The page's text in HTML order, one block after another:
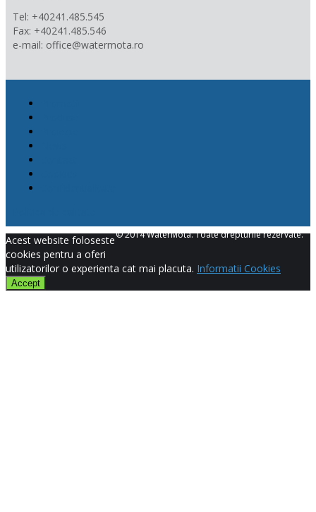
Tel: +40241.485.545
Fax: +40241.485.546
e-mail: office@watermota.ro
© 2014 WaterMota. Toate drepturile rezervate.
Acest website foloseste
cookies pentru a oferi
utilizatorilor o experienta cat mai placuta. Informatii Cookies
Accept